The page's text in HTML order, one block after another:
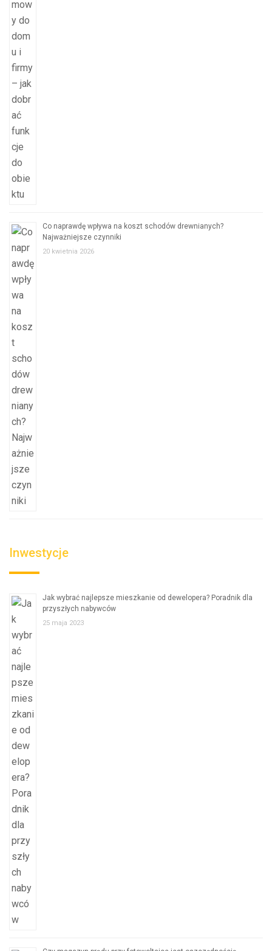
Co naprawdę wpływa na koszt schodów drewnianych?
Najważniejsze czynniki
20 kwietnia 2026
Inwestycje
Jak wybrać najlepsze mieszkanie od dewelopera? Poradnik dla
przyszłych nabywców
25 maja 2023